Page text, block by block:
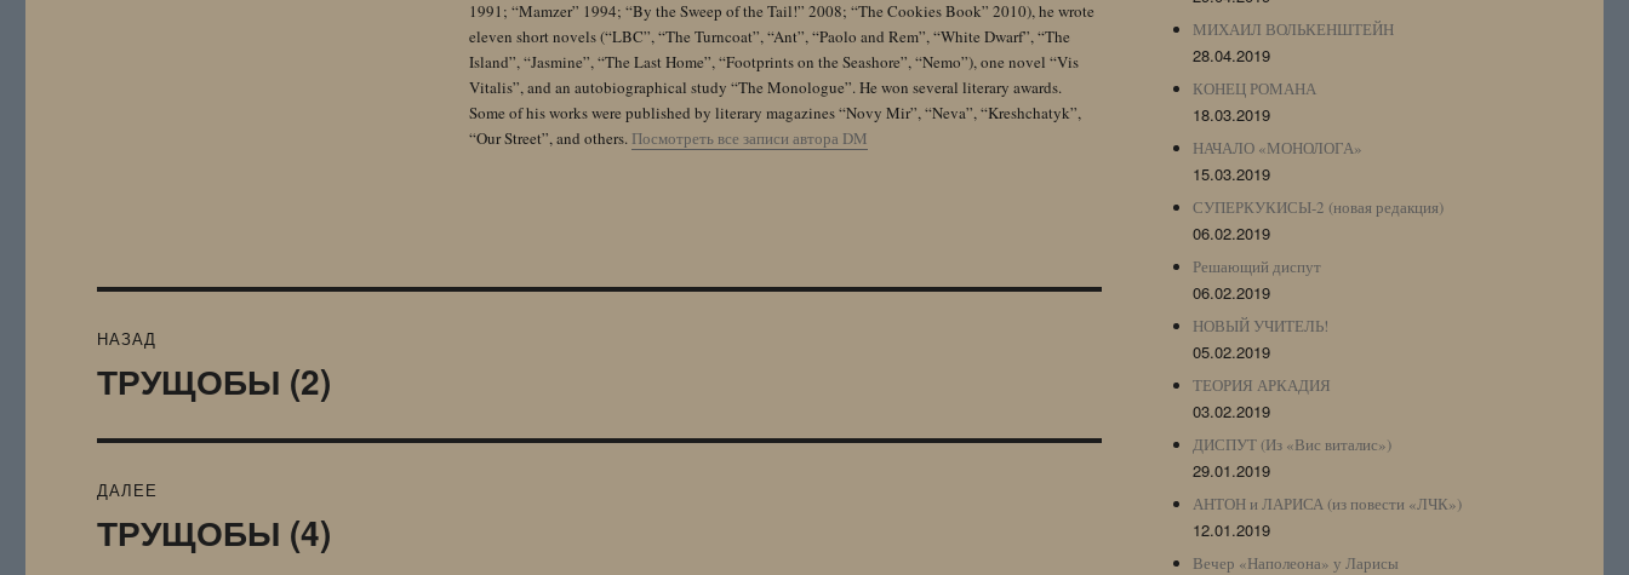
1991; “Mamzer” 1994; “By the Sweep of the Tail!” 2008; “The Cookies Book” 2010), he wrote
eleven short novels (“LBC”, “The Turncoat”, “Ant”, “Paolo and Rem”, “White Dwarf”, “The
Island”, “Jasmine”, “The Last Home”, “Footprints on the Seashore”, “Nemo”), one novel “Vis
Vitalis”, and an autobiographical study “The Monologue”. He won several literary awards.
Some of his works were published by literary magazines “Novy Mir”, “Neva”, “Kreshchatyk”,
“Our Street”, and others. Посмотреть все записи автора DM
по
НАЗАД
Предыдущая
ТРУЩОБЫ (2)
ДАЛЕЕ
Следующая
ТРУЩОБЫ (4)
МИХАИЛ ВОЛЬКЕНШТЕЙН
28.04.2019
КОНЕЦ РОМАНА
18.03.2019
НАЧАЛО «МОНОЛОГА»
15.03.2019
СУПЕРКУКИСЫ-2 (новая редакция)
06.02.2019
Решающий диспут
06.02.2019
НОВЫЙ УЧИТЕЛЬ!
05.02.2019
ТЕОРИЯ АРКАДИЯ
03.02.2019
ДИСПУТ (Из «Вис виталис»)
29.01.2019
АНТОН и ЛАРИСА (из повести «ЛЧК»)
12.01.2019
Вечер «Наполеона» у Ларисы